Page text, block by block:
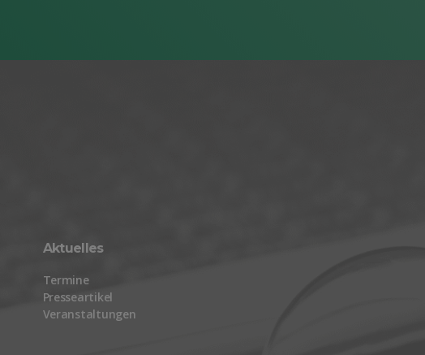
Aktuelles
Termine
Presseartikel
Veranstaltungen